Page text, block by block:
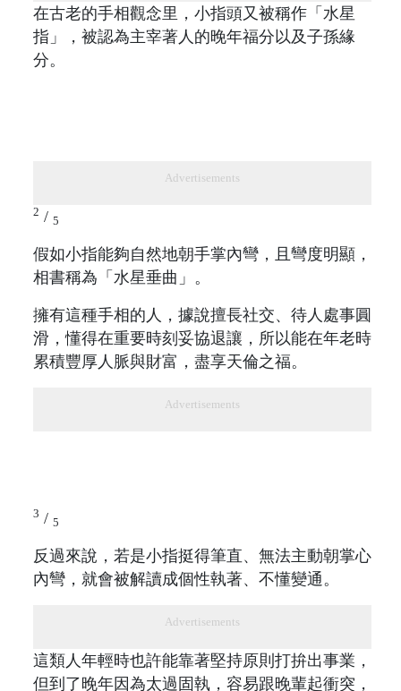
在古老的手相觀念里，小指頭又被稱作「水星
指」，被認為主宰著人的晚年福分以及子孫緣
分。
Advertisements
2 / 5
假如小指能夠自然地朝手掌內彎，且彎度明顯，
相書稱為「水星垂曲」。
擁有這種手相的人，據說擅長社交、待人處事圓
滑，懂得在重要時刻妥協退讓，所以能在年老時
累積豐厚人脈與財富，盡享天倫之福。
Advertisements
3 / 5
反過來說，若是小指挺得筆直、無法主動朝掌心
內彎，就會被解讀成個性執著、不懂變通。
Advertisements
這類人年輕時也許能靠著堅持原則打拚出事業，
但到了晚年因為太過固執，容易跟晚輩起衝突，